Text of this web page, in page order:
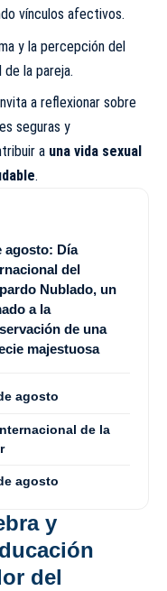
vínculos afectivos.
y la percepción del
la pareja.
a reflexionar sobre
seguras y
a una vida sexual
.
agosto: Día
del
Nublado, un
a la
de una
majestuosa
agosto
de la
agosto
y
del